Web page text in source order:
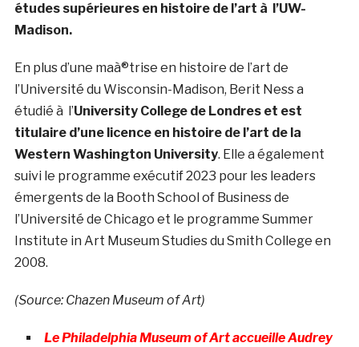
études supérieures en histoire de l’art à l’UW-
Madison.
En plus d’une maà®trise en histoire de l’art de
l’Université du Wisconsin-Madison, Berit Ness a
étudié à l’University College de Londres et est
titulaire d’une licence en histoire de l’art de la
Western Washington University. Elle a également
suivi le programme exécutif 2023 pour les leaders
émergents de la Booth School of Business de
l’Université de Chicago et le programme Summer
Institute in Art Museum Studies du Smith College en
2008.
(Source: Chazen Museum of Art)
Le Philadelphia Museum of Art accueille Audrey